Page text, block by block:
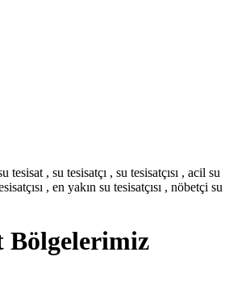
Bölgelerimiz